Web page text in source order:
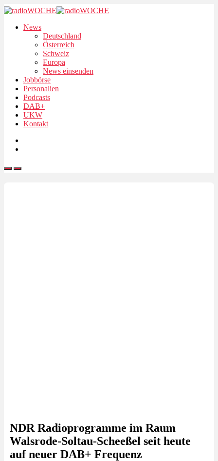
News
Deutschland
Österreich
Schweiz
Europa
News einsenden
Jobbörse
Personalien
Podcasts
DAB+
UKW
Kontakt
NDR Radioprogramme im Raum
Walsrode-Soltau-Scheeßel seit heute
auf neuer DAB+ Frequenz